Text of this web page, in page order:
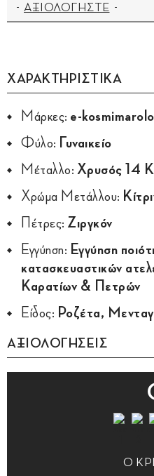
ΑΞΙΟΛΟΓΗΣΤΕ
ΧΑΡΑΚΤΗΡΙΣΤΙΚΑ
Μάρκες: e-
Φύλο:
Γυναικείο
Μέταλλο: Χρυσός 14
Χρώμα Μετάλλου:
Πέτρες: Ζιργκόν
Εγγύηση: Εγγύηση
κατασκευαστικών
Καρατίων & Πετρών
Είδος: Ροζέτα,
ΑΞΙΟΛΟΓΗΣΕΙΣ
0